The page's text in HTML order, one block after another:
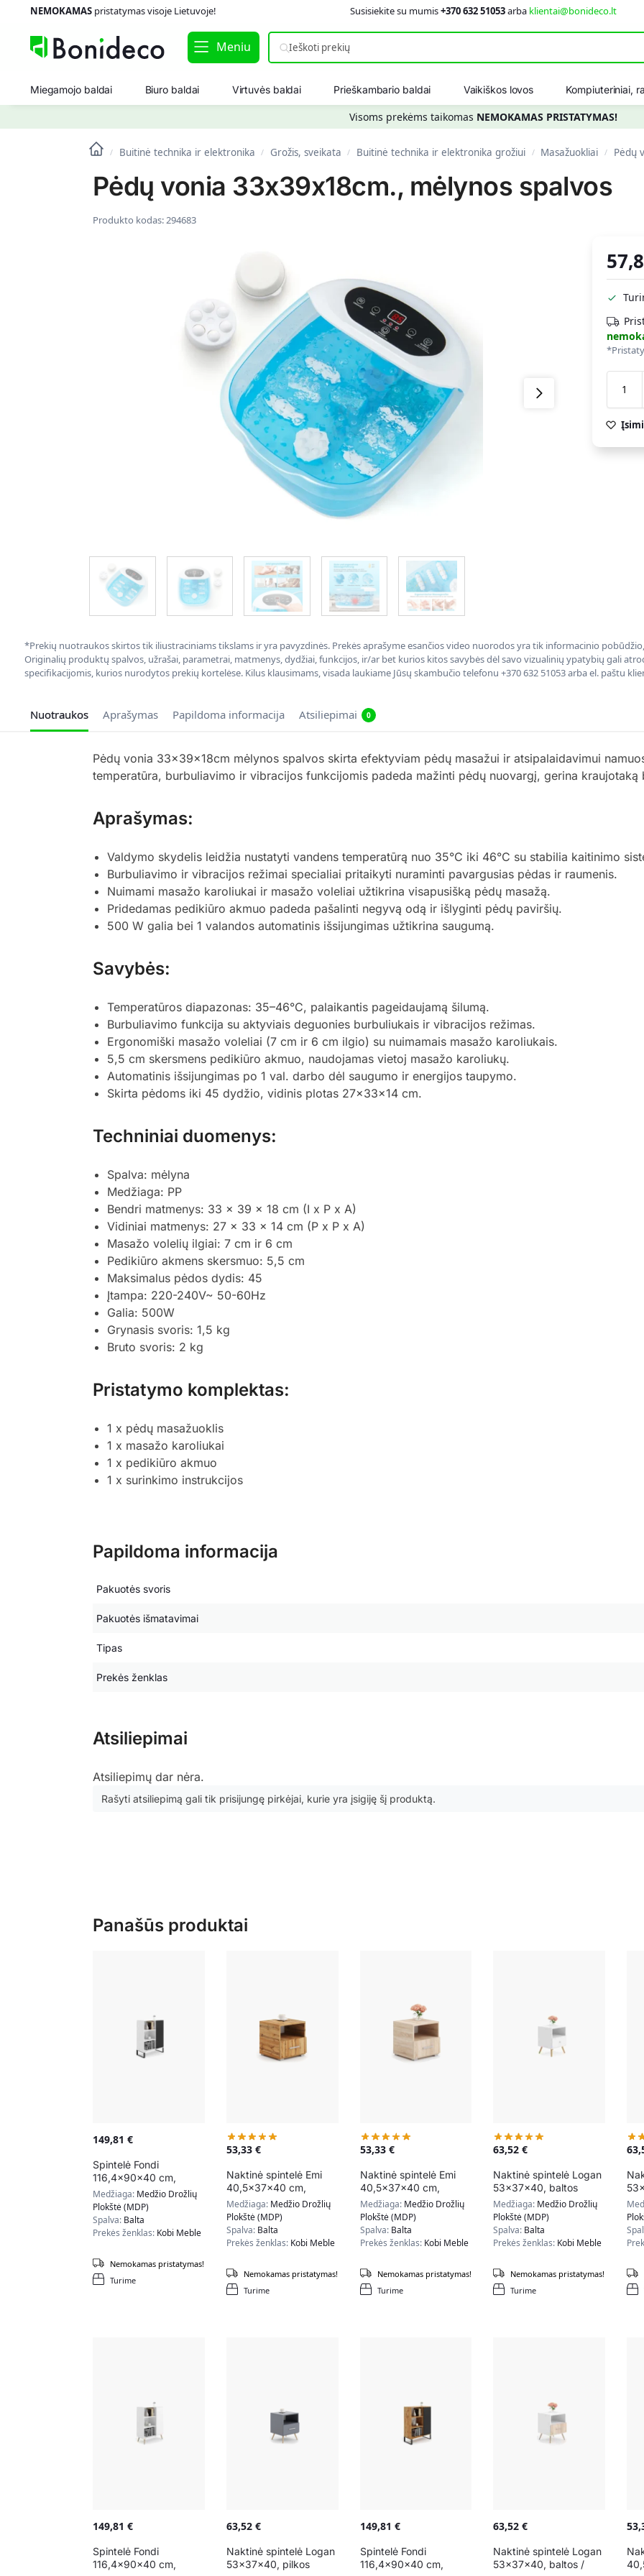
NEMOKAMASpristatymas visoje Lietuvoje! Susisiekite su mumis+370 632 51053arba klientai@bonideco.lt
Meniu
Miegamojo baldai Biuro baldai Virtuvės baldai Prieškambario baldai Vaikiškos lovos Kompiuteriniai,
Visoms prekėms taikomas NEMOKAMAS PRISTATYMAS!
/ Buitinė technika ir elektronika / Grožis, sveikata / Buitinė technika ir elektronika grožiui / Masažuokliai / Pėdų
Pėdų vonia 33x39x18cm., mėlynos spalvos
Produkto kodas:294683
*Prekių nuotraukos skirtos tik iliustraciniams tikslams ir yra pavyzdinės. Prekės aprašyme esančios video nuorodos yra tik informacinio
Originalių produktų spalvos, užrašai, parametrai, matmenys, dydžiai, funkcijos, ir/ar bet kurios kitos savybės dėl savo vizualinių ypatybių gali
specifikacijomis, kurios nurodytos prekių kortelėse. Kilus klausimams, visada laukiame Jūsų skambučio telefonu +370 632 51053 arba el. paštu
Nuotraukos Aprašymas Papildoma informacija Atsiliepimai 0
Pėdų vonia 33x39x18cm mėlynos spalvos skirta efektyviam pėdų masažui ir atsipalaidavimui
temperatūra, burbuliavimo ir vibracijos funkcijomis padeda mažinti pėdų nuovargį, gerina kraujotaką
Aprašymas:
Valdymo skydelis leidžia nustatyti vandens temperatūrą nuo 35°C iki 46°C su stabilia kaitinimo
Burbuliavimo ir vibracijos režimai specialiai pritaikyti nuraminti pavargusias pėdas ir raumenis.
Nuimami masažo karoliukai ir masažo voleliai užtikrina visapusišką pėdų masažą.
Pridedamas pedikiūro akmuo padeda pašalinti negyvą odą ir išlyginti pėdų paviršių.
500 W galia bei 1 valandos automatinis išsijungimas užtikrina saugumą.
Savybės:
Temperatūros diapazonas: 35–46°C, palaikantis pageidaujamą šilumą.
Burbuliavimo funkcija su aktyviais deguonies burbuliukais ir vibracijos režimas.
Ergonomiški masažo voleliai (7 cm ir 6 cm ilgio) su nuimamais masažo karoliukais.
5,5 cm skersmens pedikiūro akmuo, naudojamas vietoj masažo karoliukų.
Automatinis išsijungimas po 1 val. darbo dėl saugumo ir energijos taupymo.
Skirta pėdoms iki 45 dydžio, vidinis plotas 27x33x14 cm.
Techniniai duomenys:
Spalva: mėlyna
Medžiaga: PP
Bendri matmenys: 33 x 39 x 18 cm (I x P x A)
Vidiniai matmenys: 27 x 33 x 14 cm (P x P x A)
Masažo volelių ilgiai: 7 cm ir 6 cm
Pedikiūro akmens skersmuo: 5,5 cm
Maksimalus pėdos dydis: 45
Įtampa: 220-240V~ 50-60Hz
Galia: 500W
Grynasis svoris: 1,5 kg
Bruto svoris: 2 kg
Pristatymo komplektas:
1 x pėdų masažuoklis
1 x masažo karoliukai
1 x pedikiūro akmuo
1 x surinkimo instrukcijos
Papildoma informacija
Pakuotės svoris
Pakuotės išmatavimai
Tipas
Prekės ženklas
Atsiliepimai
Atsiliepimų dar nėra.
Rašyti atsiliepimą gali tik prisijungę pirkėjai, kurie yra įsigiję šį produktą.
Panašūs produktai
149,81 €
Spintelė Fondi
116,4x90x40 cm,
baltos / juodos spalvos
Medžiaga: Medžio Drožlių
Plokštė (MDP)
Spalva: Balta
Prekės ženklas: Kobi Meble
Turime
Nemokamas pristatymas!
53,33 €
Naktinė spintelė Emi
40,5x37x40 cm,
natūralios medžio
spalvos
Medžiaga: Medžio Drožlių
Plokštė (MDP)
Spalva: Balta
Prekės ženklas: Kobi Meble
Turime
Nemokamas pristatymas!
53,33 €
Naktinė spintelė Emi
40,5x37x40 cm,
smėlio spalvos
Medžiaga: Medžio Drožlių
Plokštė (MDP)
Spalva: Balta
Prekės ženklas: Kobi Meble
Turime
Nemokamas pristatymas!
63,52€
Naktinė spintelė Logan
53x37x40, baltos
spalvos
Medžiaga: Medžio Drožlių
Plokštė (MDP)
Spalva: Balta
Prekės ženklas: Kobi Meble
Turime
Nemokamas pristatymas!
149,81 €
Spintelė Fondi
116,4x90x40 cm,
63,52 €
Naktinė spintelė Logan
53x37x40, pilkos
149,81 €
Spintelė Fondi
116,4x90x40 cm,
63,52€
Naktinė spintelė Logan
53x37x40, baltos /